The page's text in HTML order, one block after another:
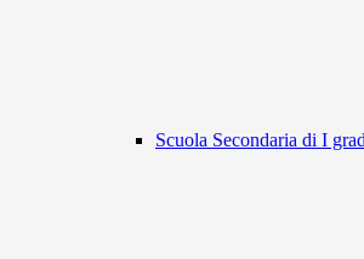
Scuola Secondaria di I